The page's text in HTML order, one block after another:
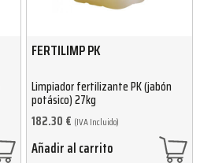
FERTILIMP PK
Limpiador fertilizante PK (jabón
potásico) 27kg
182.30 € (IVA Incluido)
Añadir al carrito